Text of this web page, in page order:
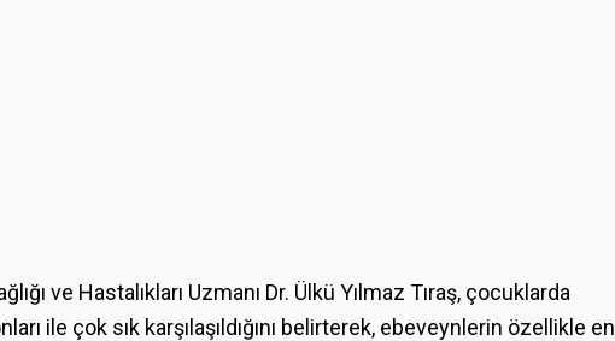
ve Hastalıkları Uzmanı Dr. Ülkü Yılmaz Tıraş, çocuklarda
ile çok sık karşılaşıldığını belirterek, ebeveynlerin özellikle en